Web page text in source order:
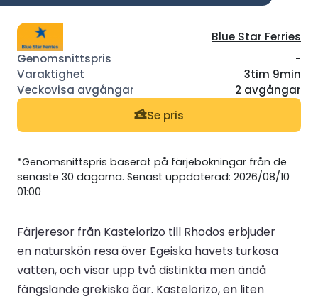
Blue Star Ferries
-
3tim 9min
2 avgångar
Se pris
*Genomsnittspris baserat på färjebokningar från de
senaste 30 dagarna. Senast uppdaterad: 2026/08/10
01:00
Färjeresor från Kastelorizo till Rhodos erbjuder
en naturskön resa över Egeiska havets turkosa
vatten, och visar upp två distinkta men ändå
fängslande grekiska öar. Kastelorizo, en liten